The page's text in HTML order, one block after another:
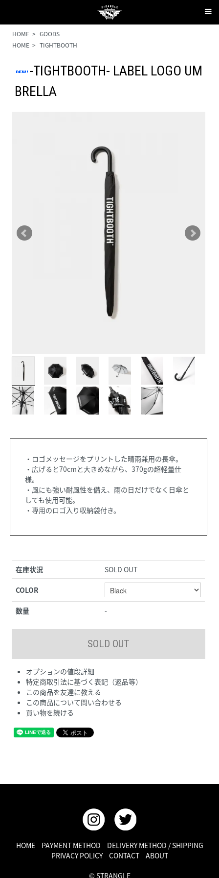
HOME > GOODS
HOME > TIGHTBOOTH
-TIGHTBOOTH- LABEL LOGO UM
BRELLA
・ロゴメッセージをプリントした晴雨兼用の長傘。
・広げると70cmと大きめながら、370gの超軽量仕
様。
・風にも強い耐風性を備え、雨の日だけでなく日傘と
しても使用可能。
・専用のロゴ入り収納袋付き。
在庫状況 SOLD OUT
COLOR
数量 -
オプションの値段詳細
特定商取引法に基づく表記（返品等）
この商品を友達に教える
この商品について問い合わせる
買い物を続ける
HOME PAYMENT METHOD
DELIVERY METHOD / SHIPPING
PRIVACY POLICY
CONTACT ABOUT
© STRANGLE